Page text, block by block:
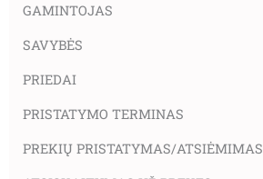
GAMINTOJAS
SAVYBĖS
PRIEDAI
PRISTATYMO TERMINAS
PREKIŲ PRISTATYMAS/ATSIĖMIMAS